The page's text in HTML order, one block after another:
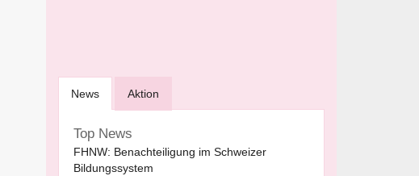
News Aktion
Top News
FHNW: Benachteiligung im Schweizer
Bildungssystem